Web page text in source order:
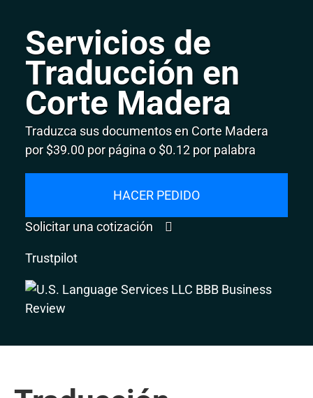
Servicios de
Traducción en
Corte Madera
Traduzca sus documentos en Corte Madera
por $39.00 por página o $0.12 por palabra
HACER PEDIDO
Solicitar una cotización
Trustpilot